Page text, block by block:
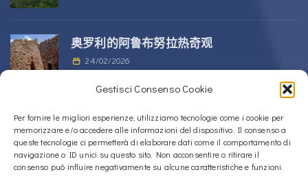
Gestisci Consenso Cookie
Per fornire le migliori esperienze, utilizziamo tecnologie come i cookie per
memorizzare e/o accedere alle informazioni del dispositivo. Il consenso a
queste tecnologie ci permetterà di elaborare dati come il comportamento di
navigazione o ID unici su questo sito. Non acconsentire o ritirare il
consenso può influire negativamente su alcune caratteristiche e funzioni.
奥罗利的阿鲁布努拉热奇观
24/02/2026
位于 Alà dei Sardi 的 Sos Nurattolos
Nuragic 建筑群
23/02/2026